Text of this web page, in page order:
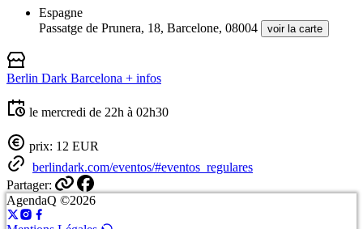
Espagne
Passatge de Prunera, 18, Barcelone, 08004
voir la carte
Berlin Dark Barcelona + infos
le mercredi de 22h à 02h30
prix: 12 EUR
berlindark.com/eventos/#eventos_regulares
Partager:
AgendaQ ©2026